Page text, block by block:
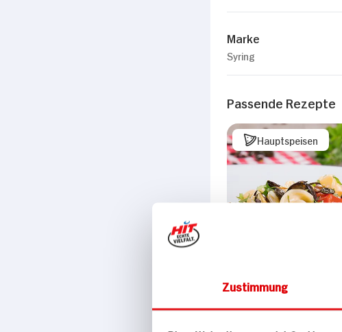
Zustimmung
Marke
Syring
Passende Rezepte
Hauptspeisen